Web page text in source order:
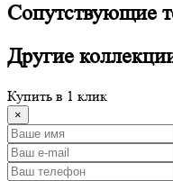
Сопутствующие
Другие
Купить в 1 клик
×